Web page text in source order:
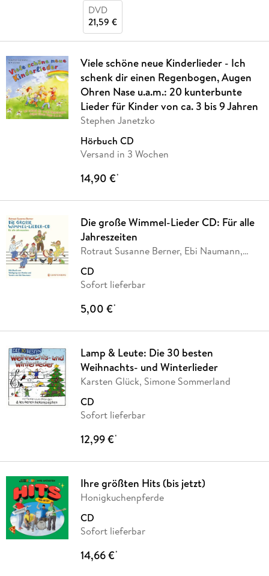
DVD
21,59 €
Viele schöne neue Kinderlieder - Ich
schenk dir einen Regenbogen, Augen
Ohren Nase u.a.m.: 20 kunterbunte
Lieder für Kinder von ca. 3 bis 9 Jahren
Stephen Janetzko
Hörbuch CD
Versand in 3 Wochen
14,90 €*
Die große Wimmel-Lieder CD: Für alle
Jahreszeiten
Rotraut Susanne Berner, Ebi Naumann,
CD
Sofort lieferbar
5,00 €*
Lamp & Leute: Die 30 besten
Weihnachts- und Winterlieder
Karsten Glück, Simone Sommerland
CD
Sofort lieferbar
12,99 €*
Ihre größten Hits (bis jetzt)
Honigkuchenpferde
CD
Sofort lieferbar
14,66 €*